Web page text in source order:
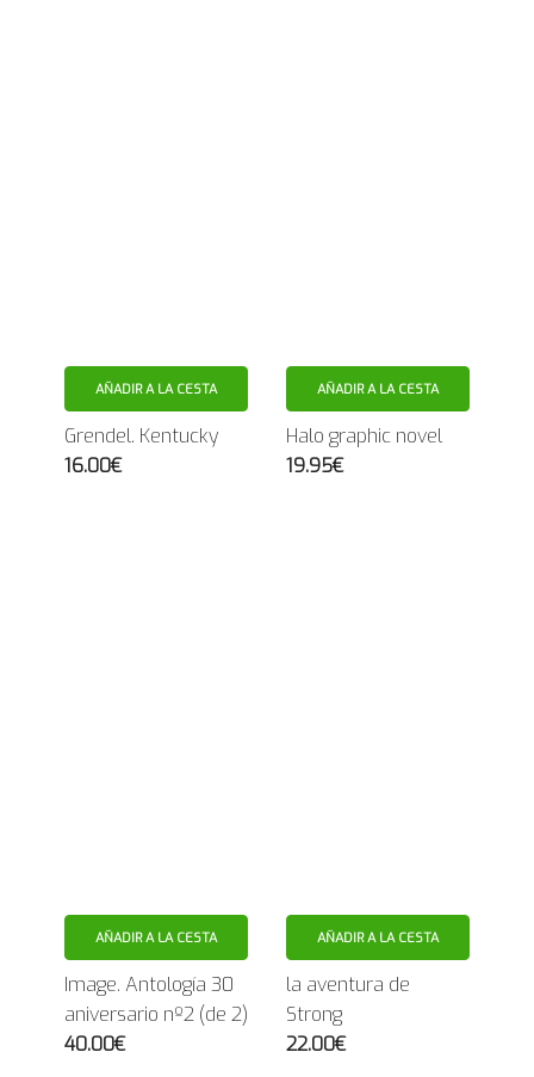
AÑADIR A LA CESTA
Grendel. Kentucky
16.00€
AÑADIR A LA CESTA
Halo graphic novel
19.95€
AÑADIR A LA CESTA
Image. Antología 30
aniversario nº2 (de 2)
40.00€
AÑADIR A LA CESTA
la aventura de
Strong
22.00€